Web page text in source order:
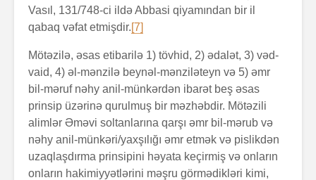
Vasıl, 131/748-ci ildə Abbasi qiyamından bir il
qabaq vəfat etmişdir.[7]
Mötəzilə, əsas etibarilə 1) tövhid, 2) ədalət, 3) vəd-
vaid, 4) əl-mənzilə beynəl-mənziləteyn və 5) əmr
bil-məruf nəhy anil-münkərdən ibarət beş əsas
prinsip üzərinə qurulmuş bir məzhəbdir. Mötəzili
alimlər Əməvi soltanlarına qarşı əmr bil-mərub və
nəhy anil-münkəri/yaxşılığı əmr etmək və pislikdən
uzaqlaşdırma prinsipini həyata keçirmiş və onların
onların hakimiyyətlərini məşru görmədikləri kimi,